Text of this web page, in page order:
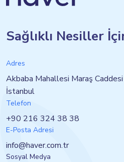
Sağlıklı Nesiller
Adres
Akbaba Mahallesi Maraş
İstanbul
Telefon
+90 216 324 38 38
E-Posta Adresi
info@haver.com.tr
Sosyal Medya